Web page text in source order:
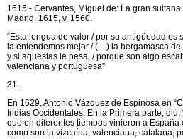
1615.- Cervantes, Miguel de: La gran
Madrid, 1615, v. 1560.
“Esta lengua de valor / por su antigüedad es
la entendemos mejor / (…) la bergamasca
y si aquestas le pesa, / porque son algo
valenciana y portuguesa”
31.
En 1629, Antonio Vázquez de Espinosa en
Indias Occidentales. En la Primera parte,
que en diferentes tiempos vinieron a
como son la vizcaína, valenciana, catalana,